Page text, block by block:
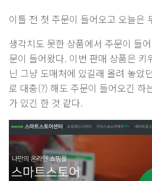
이틀 전 첫 주문이 들어오고 오늘은
생각치도 못한 상품에서 주문이 들
문이 들어왔다. 이번 판매 상품은
닌 그냥 도매처에 있길래 올려 놓았
로 대충(?) 해도 주문이 들어오긴 하
가 있긴 한 것 같다.